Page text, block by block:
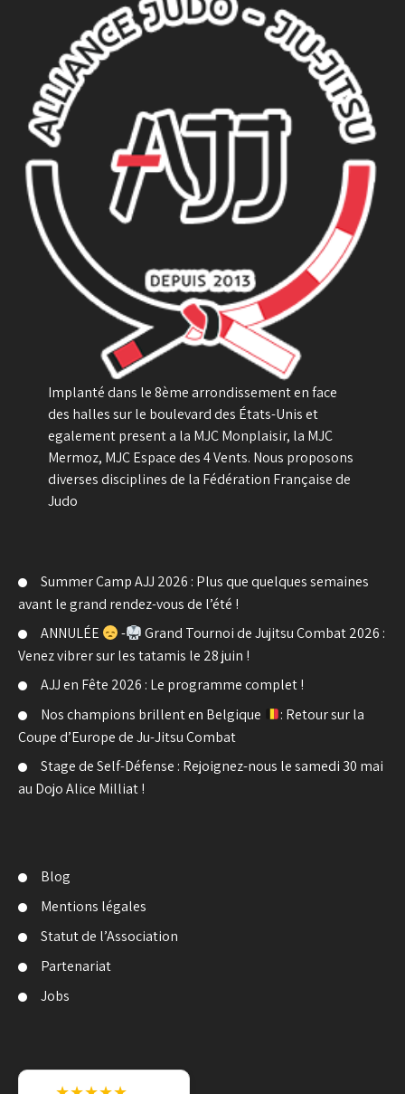
Implanté dans le 8ème arrondissement en face
des halles sur le boulevard des États-Unis et
egalement present a la MJC Monplaisir, la MJC
Mermoz, MJC Espace des 4 Vents. Nous proposons
diverses disciplines de la Fédération Française de
Judo
Summer Camp AJJ 2026 : Plus que quelques semaines
avant le grand rendez-vous de l’été !
ANNULÉE
-
Grand Tournoi de Jujitsu Combat 2026 :
Venez vibrer sur les tatamis le 28 juin !
AJJ en Fête 2026 : Le programme complet !
Nos champions brillent en Belgique
: Retour sur la
Coupe d’Europe de Ju-Jitsu Combat
Stage de Self-Défense : Rejoignez-nous le samedi 30 mai
au Dojo Alice Milliat !
Blog
Mentions légales
Statut de l’Association
Partenariat
Jobs